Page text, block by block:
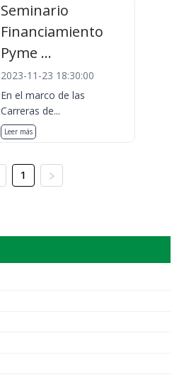
Seminario
Financiamiento
Pyme ...
2023-11-23 18:30:00
En el marco de las
Carreras de...
Leer más
1